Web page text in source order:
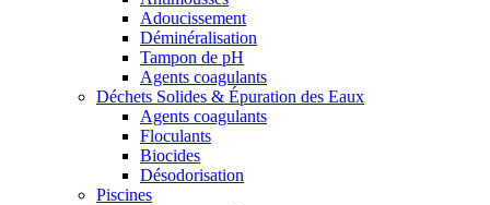
Adoucissement
Déminéralisation
Tampon de pH
Agents coagulants
Déchets Solides & Épuration des Eaux
Agents coagulants
Floculants
Biocides
Désodorisation
Piscines